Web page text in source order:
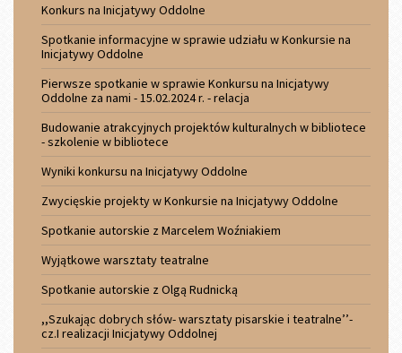
Konkurs na Inicjatywy Oddolne
Spotkanie informacyjne w sprawie udziału w Konkursie na
Inicjatywy Oddolne
Pierwsze spotkanie w sprawie Konkursu na Inicjatywy
Oddolne za nami - 15.02.2024 r. - relacja
Budowanie atrakcyjnych projektów kulturalnych w bibliotece
- szkolenie w bibliotece
Wyniki konkursu na Inicjatywy Oddolne
Zwycięskie projekty w Konkursie na Inicjatywy Oddolne
Spotkanie autorskie z Marcelem Woźniakiem
Wyjątkowe warsztaty teatralne
Spotkanie autorskie z Olgą Rudnicką
,,Szukając dobrych słów- warsztaty pisarskie i teatralne’’-
cz.I realizacji Inicjatywy Oddolnej